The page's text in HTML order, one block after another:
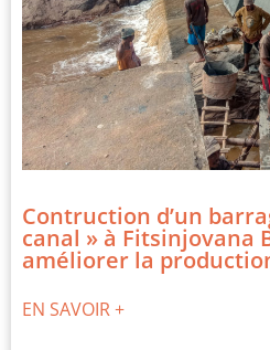
Contruction d’un
canal » à Fitsinjovana
améliorer la
EN SAVOIR +